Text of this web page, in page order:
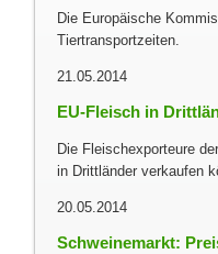
Die Europäische
Tiertransportzeiten.
21.05.2014
EU-Fleisch in
Die Fleischexporteure
in Drittländer verkaufen
20.05.2014
Schweinemarkt: